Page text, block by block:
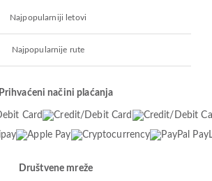
Najpopularniji letovi
Najpopularnije rute
Prihvaćeni načini plaćanja
Društvene mreže